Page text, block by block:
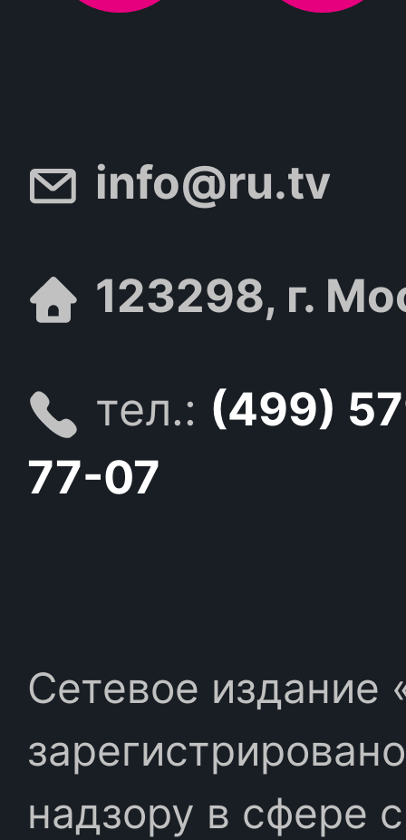
info@ru.tv
123298, г.
тел.: (499)
77-07
Сетевое издание
надзору в сфере